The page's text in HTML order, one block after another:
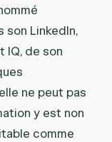
son LinkedIn,
IQ, de son
ne peut pas
y est non
comme